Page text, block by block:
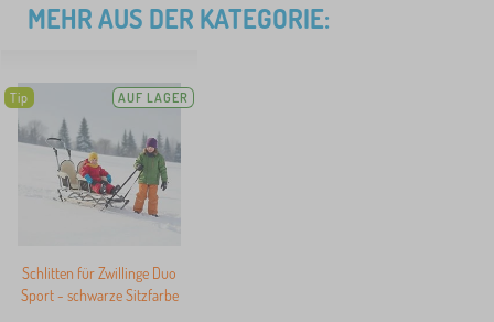
MEHR AUS DER KATEGORIE:
Tip AUF LAGER
Schlitten für Zwillinge Duo
Sport - schwarze Sitzfarbe